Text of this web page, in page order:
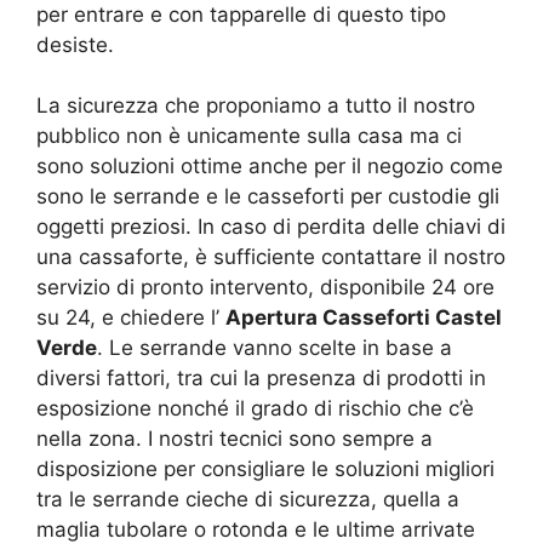
per entrare e con tapparelle di questo tipo
desiste.
La sicurezza che proponiamo a tutto il nostro
pubblico non è unicamente sulla casa ma ci
sono soluzioni ottime anche per il negozio come
sono le serrande e le casseforti per custodie gli
oggetti preziosi. In caso di perdita delle chiavi di
una cassaforte, è sufficiente contattare il nostro
servizio di pronto intervento, disponibile 24 ore
su 24, e chiedere l’ Apertura Casseforti Castel
Verde. Le serrande vanno scelte in base a
diversi fattori, tra cui la presenza di prodotti in
esposizione nonché il grado di rischio che c’è
nella zona. I nostri tecnici sono sempre a
disposizione per consigliare le soluzioni migliori
tra le serrande cieche di sicurezza, quella a
maglia tubolare o rotonda e le ultime arrivate